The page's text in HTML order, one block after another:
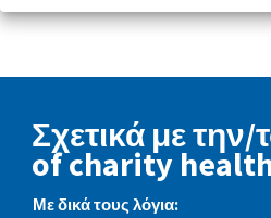
Σχετικά με την/
of charity
Με δικά τους λόγια: